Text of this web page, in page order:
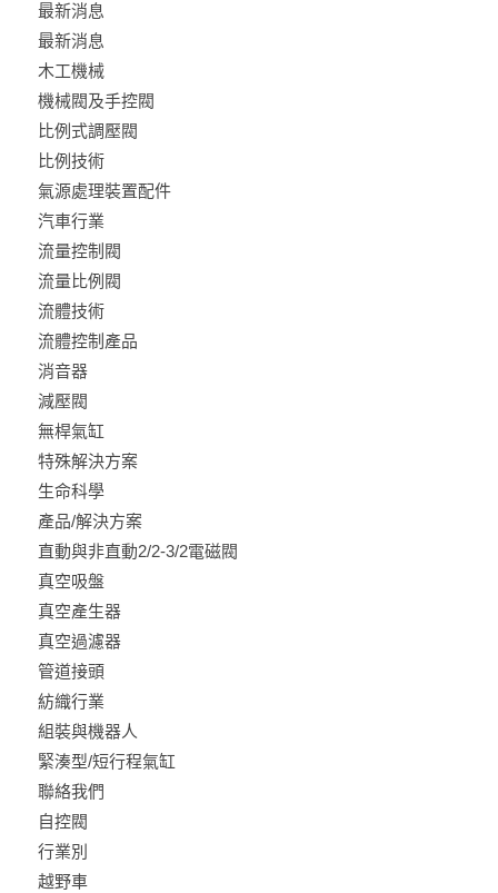
最新消息
最新消息
木工機械
機械閥及手控閥
比例式調壓閥
比例技術
氣源處理裝置配件
汽車行業
流量控制閥
流量比例閥
流體技術
流體控制產品
消音器
減壓閥
無桿氣缸
特殊解決方案
生命科學
產品/解決方案
直動與非直動2/2-3/2電磁閥
真空吸盤
真空產生器
真空過濾器
管道接頭
紡織行業
組裝與機器人
緊湊型/短行程氣缸
聯絡我們
自控閥
行業別
越野車